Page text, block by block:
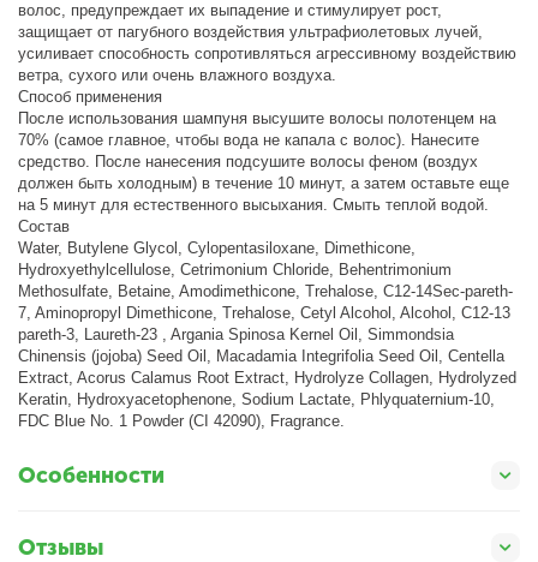
волос, предупреждает их выпадение и стимулирует рост,
защищает от пагубного воздействия ультрафиолетовых лучей,
усиливает способность сопротивляться агрессивному воздействию
ветра, сухого или очень влажного воздуха.
Способ применения
После использования шампуня высушите волосы полотенцем на
70% (самое главное, чтобы вода не капала с волос). Нанесите
средство. После нанесения подсушите волосы феном (воздух
должен быть холодным) в течение 10 минут, а затем оставьте еще
на 5 минут для естественного высыхания. Смыть теплой водой.
Состав
Water, Butylene Glycol, Cylopentasiloxane, Dimethicone,
Hydroxyethylcellulose, Cetrimonium Chloride, Behentrimonium
Methosulfate, Betaine, Amodimethicone, Trehalose, C12-14Sec-pareth-
7, Aminopropyl Dimethicone, Trehalose, Cetyl Alcohol, Alcohol, C12-13
pareth-3, Laureth-23 , Argania Spinosa Kernel Oil, Simmondsia
Chinensis (jojoba) Seed Oil, Macadamia Integrifolia Seed Oil, Centella
Extract, Acorus Calamus Root Extract, Hydrolyze Collagen, Hydrolyzed
Keratin, Hydroxyacetophenone, Sodium Lactate, Phlyquaternium-10,
FDC Blue No. 1 Powder (CI 42090), Fragrance.
Особенности
Отзывы